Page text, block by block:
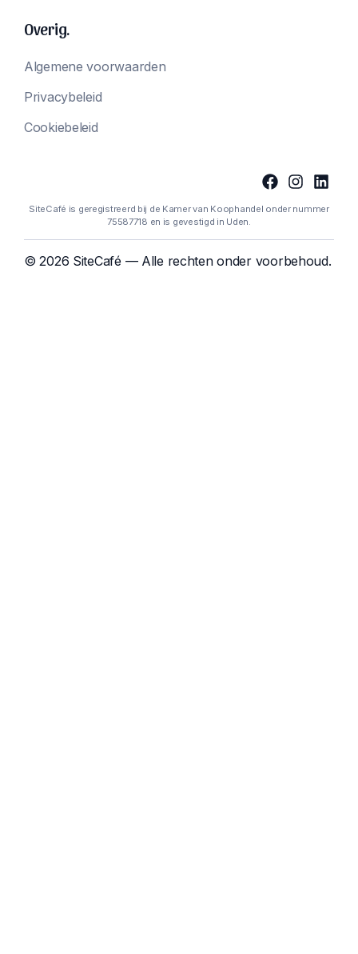
Overig.
Algemene voorwaarden
Privacybeleid
Cookiebeleid
SiteCafé is geregistreerd bij de Kamer van Koophandel onder nummer
75587718 en is gevestigd in Uden.
© 2026 SiteCafé — Alle rechten onder voorbehoud.